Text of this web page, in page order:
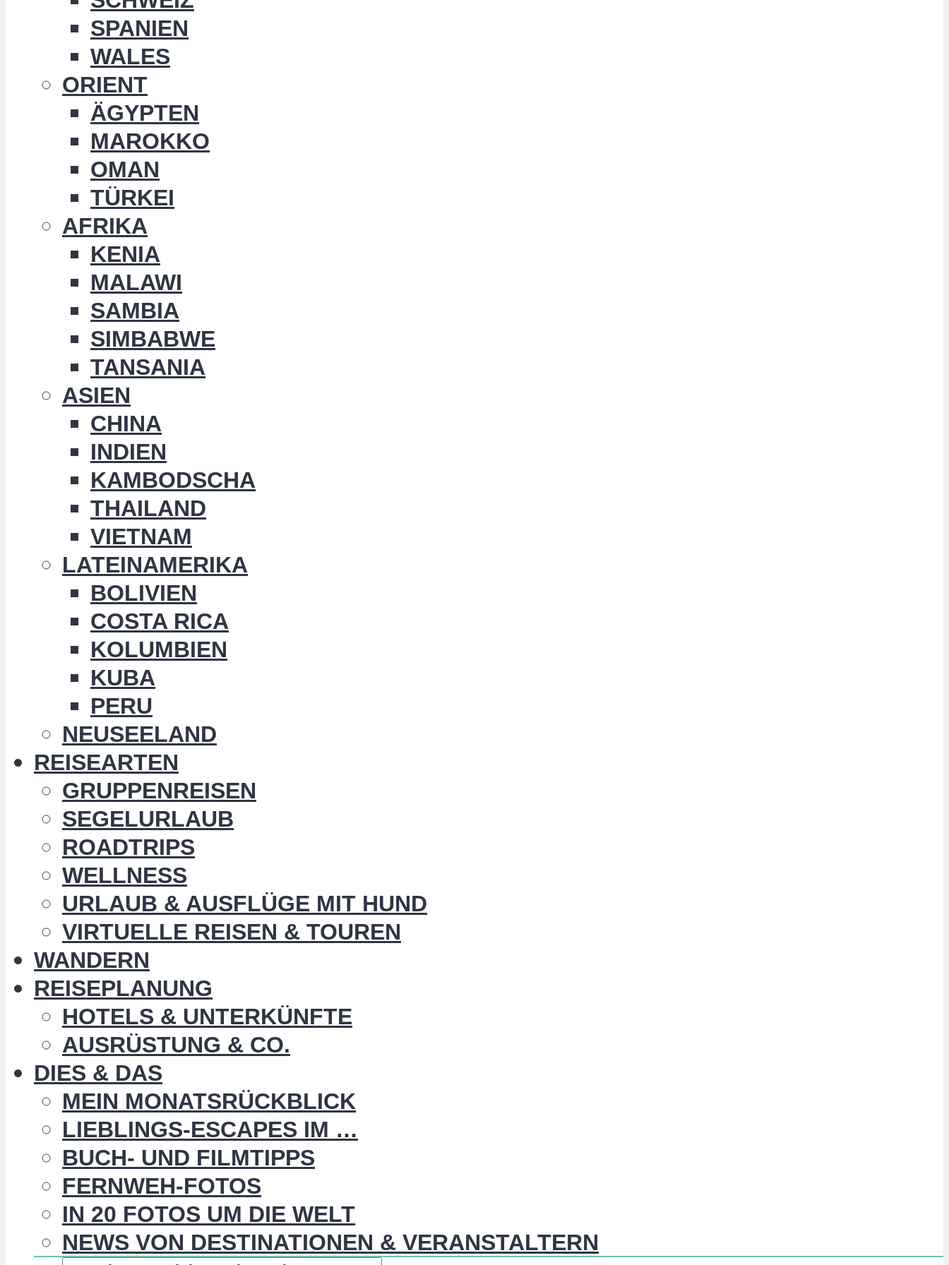
SPANIEN
WALES
ORIENT
ÄGYPTEN
MAROKKO
OMAN
TÜRKEI
AFRIKA
KENIA
MALAWI
SAMBIA
SIMBABWE
TANSANIA
ASIEN
CHINA
INDIEN
KAMBODSCHA
THAILAND
VIETNAM
LATEINAMERIKA
BOLIVIEN
COSTA RICA
KOLUMBIEN
KUBA
PERU
NEUSEELAND
REISEARTEN
GRUPPENREISEN
SEGELURLAUB
ROADTRIPS
WELLNESS
URLAUB & AUSFLÜGE MIT HUND
VIRTUELLE REISEN & TOUREN
WANDERN
REISEPLANUNG
HOTELS & UNTERKÜNFTE
AUSRÜSTUNG & CO.
DIES & DAS
MEIN MONATSRÜCKBLICK
LIEBLINGS-ESCAPES IM …
BUCH- UND FILMTIPPS
FERNWEH-FOTOS
IN 20 FOTOS UM DIE WELT
NEWS VON DESTINATIONEN & VERANSTALTERN